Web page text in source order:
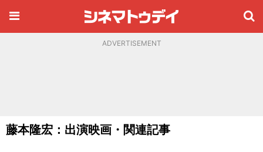
ADVERTISEMENT
藤本隆宏：出演映画・関連記事